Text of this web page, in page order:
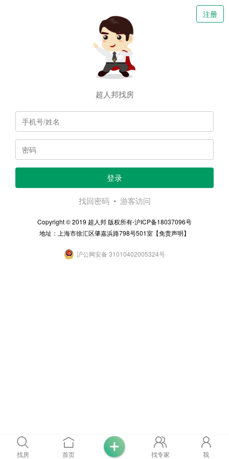
超人邦找房
注册
登录
找回密码• 游客访问
Copyright © 2019 超人邦 版权所有-沪ICP备18037096号
地址：上海市徐汇区肇嘉浜路798号501室 【免责声明】
沪公网安备 31010402005324号
找房 首页 找专家 我